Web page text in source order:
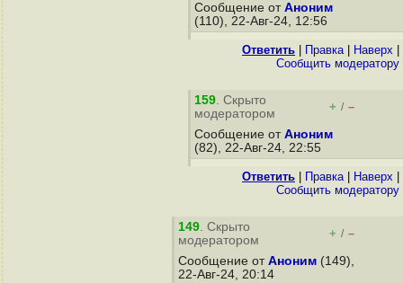
Сообщение от Аноним
(110), 22-Авг-24, 12:56
Ответить Правка| Наверх
Cообщить модератору
159. Скрыто
модератором
+ / –
Сообщение от Аноним
(82), 22-Авг-24, 22:55
Ответить Правка| Наверх
Cообщить модератору
149. Скрыто
модератором
+ / –
Сообщение от Аноним (149),
22-Авг-24, 20:14